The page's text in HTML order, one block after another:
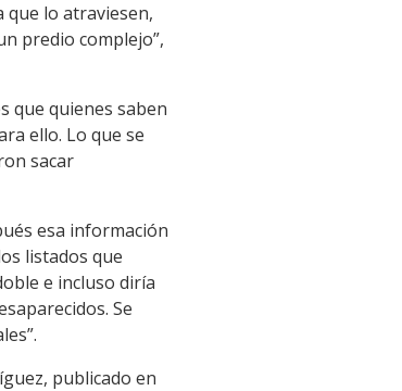
que lo atraviesen,
predio complejo”,
que quienes saben
ello. Lo que se
sacar
esa información
listados que
e incluso diría
Se
publicado en